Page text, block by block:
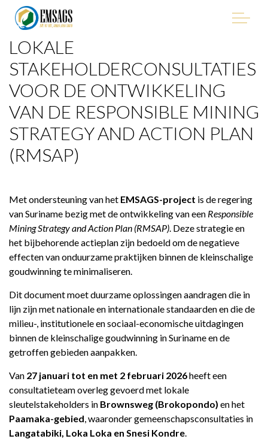
"Improving Environmental Management in the Mining
Sector of Suriname, with Emphasis on Artisanal and Small-
Scale Gold Mining (ASGM)" - EMSAGS Project
HET PROJECT
WIE IS BETROKKEN
PROCUREMENT
REGIONAL CONFERENCE
NIEUWS
CONTACT
NL
LOKALE
STAKEHOLDERCONSULTATIES
VOOR DE ONTWIKKELING
VAN DE RESPONSIBLE MINING
STRATEGY AND ACTION PLAN
(RMSAP)
Met ondersteuning van het EMSAGS-project is de regering
van Suriname bezig met de ontwikkeling van een Responsible
Mining Strategy and Action Plan (RMSAP). Deze strategie en
het bijbehorende actieplan zijn bedoeld om de negatieve
effecten van onduurzame praktijken binnen de kleinschalige
goudwinning te minimaliseren.
Dit document moet duurzame oplossingen aandragen die in
lijn zijn met nationale en internationale standaarden en die de
milieu-, institutionele en sociaal-economische uitdagingen
binnen de kleinschalige goudwinning in Suriname en de
getroffen gebieden aanpakken.
Van 27 januari tot en met 2 februari 2026heeft een
consultatieteam overleg gevoerd met lokale
sleutelstakeholders in Brownsweg (Brokopondo) en het
Paamaka-gebied, waaronder gemeenschapsconsultaties in
Langatabiki, Loka Loka en Snesi Kondre.